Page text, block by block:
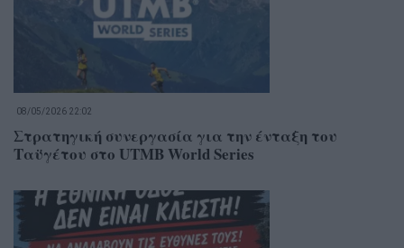
08/05/2026 22:02
Στρατηγική συνεργασία για την ένταξη του
Ταϋγέτου στο UTMB World Series